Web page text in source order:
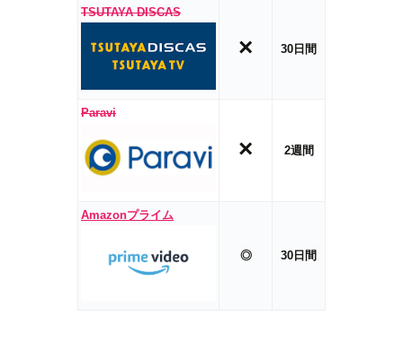
TSUTAYA DISCAS
× 30日間
Paravi
× 2週間
Amazonプライム
◎ 30日間